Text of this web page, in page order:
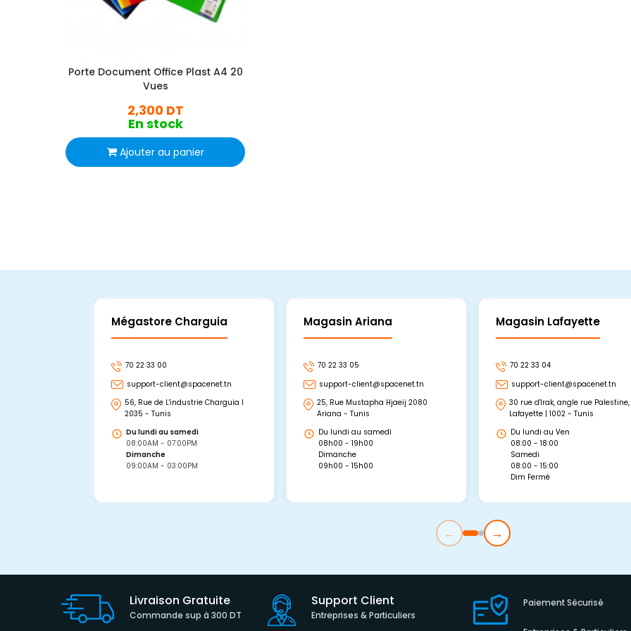
Porte Document Office Plast A4 20
Vues
2,300 DT
En stock
Ajouter au panier
Mégastore Charguia
70 22 33 00
support-client@spacenet.tn
56, Rue de L'industrie Charguia I
2035 - Tunis
Du lundi au samedi
08:00AM - 07:00PM
Dimanche
09:00AM - 03:00PM
Magasin Ariana
70 22 33 05
support-client@spacenet.tn
25, Rue Mustapha Hjaeij 2080
Ariana - Tunis
Du lundi au samedi
08h00 - 19h00
Dimanche
09h00 - 15h00
Magasin Lafayette
70 22 33 04
support-client@spacenet.tn
30 rue d'Irak, angle rue Palestine,
Lafayette | 1002 - Tunis
Du lundi au Ven
08:00 - 18:00
Samedi
08:00 - 15:00
Dim Fermé
← →
Livraison Gratuite
Commande sup à 300 DT
Support Client
Entreprises & Particuliers
Paiement Sécurisé